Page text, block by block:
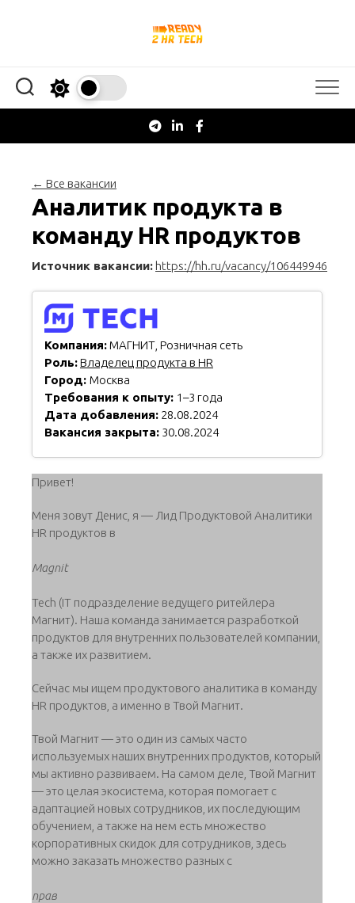
← Все вакансии
Аналитик продукта в
команду HR продуктов
Источник вакансии: https://hh.ru/vacancy/106449946
Компания:МАГНИТ, Розничная сеть
Роль:Владелец продукта в HR
Город: Москва
Требования к опыту: 1–3 года
Дата добавления: 28.08.2024
Вакансия закрыта: 30.08.2024
Привет!
Меня зовут Денис, я — Лид Продуктовой Аналитики
HR продуктов в
Magnit
Tech (IT подразделение ведущего ритейлера
Магнит). Наша команда занимается разработкой
продуктов для внутренних пользователей компании,
а также их развитием.
Сейчас мы ищем продуктового аналитика в команду
HR продуктов, а именно в Твой Магнит.
Твой Магнит — это один из самых часто
используемых наших внутренних продуктов, который
мы активно развиваем. На самом деле, Твой Магнит
— это целая экосистема, которая помогает с
адаптацией новых сотрудников, их последующим
обучением, а также на нем есть множество
корпоративных скидок для сотрудников, здесь
можно заказать множество разных с
прав